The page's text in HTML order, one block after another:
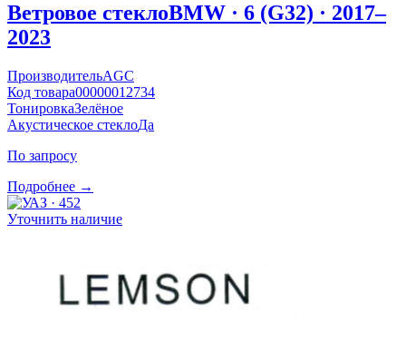
Ветровое стеклоBMW · 6 (G32) · 2017–
2023
ПроизводительAGC
Код товара00000012734
ТонировкаЗелёное
Акустическое стеклоДа
По запросу
Подробнее →
Уточнить наличие